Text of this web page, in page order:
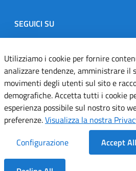
SEGUICI SU
Designers Italia
TwitterInstagramYoutube
Dichiarazione di accessibilità
Informativa cookie
Note legali
Utilizziamo i cookie per fornire
analizzare tendenze, amministrare il
movimenti degli utenti sul sito e
demografiche. Accetta tutti i cookie
esperienza possibile sul nostro sito
preferenze.Visualizza la nostra
Configurazione
Accept All